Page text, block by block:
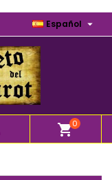
Español 
shopping_cart0